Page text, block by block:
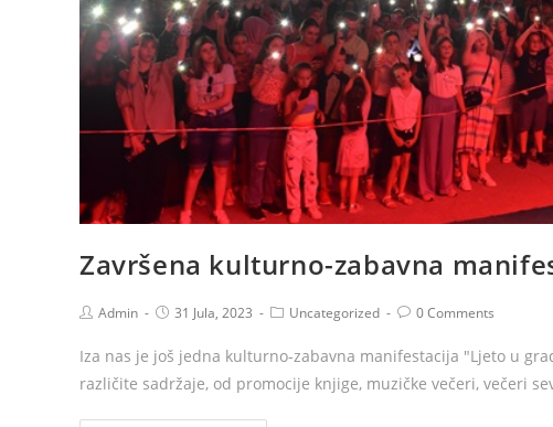
Završena kulturno-zabavna
Admin 31 Jula, 2023 Uncategorized 0 Comments
Iza nas je još jedna kulturno-zabavna manifestacija "Ljeto u
različite sadržaje, od promocije knjige, muzičke večeri, večeri